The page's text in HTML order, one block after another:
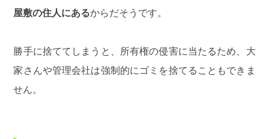
屋敷の住人にあるからだそうです。
勝手に捨ててしまうと、所有権の侵害に当たるため、大
家さんや管理会社は強制的にゴミを捨てることもできま
せん。